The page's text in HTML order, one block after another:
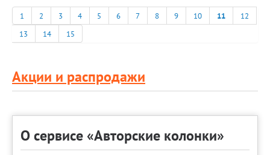
1 2 3 4 5 6 7 8 9 10 11
12
13
14 15
Акции и распродажи
О сервисе «Авторские колонки»